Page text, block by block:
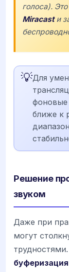
голоса).
Miracastи
💡Для
фоновые
ближе к
Решение
звуком
Даже при
могут
буферизация